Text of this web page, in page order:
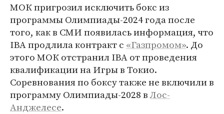
МОК пригрозил исключить бокс из
программы Олимпиады-2024 года после
того, как в СМИ появилась информация, что
IBA продлила контракт с «Газпромом». До
этого МОК отстранил IBA от проведения
квалификации на Игры в Токио.
Соревнования по боксу также не включили в
программу Олимпиады-2028 вЛос-
Анджелесе.